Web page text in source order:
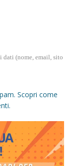
(nome, email, sito
Scopri come
.